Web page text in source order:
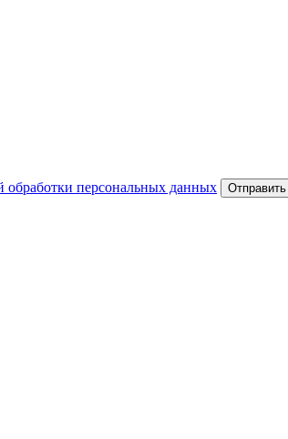
обработки персональных данных